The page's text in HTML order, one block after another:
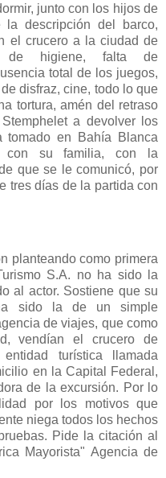
junto con los hijos de
descripción del barco,
el crucero a la ciudad de
de higiene, falta de
total de los juegos,
disfraz, cine, todo lo que
tortura, amén del retraso
a devolver los
tomado en Bahía Blanca
con su familia, con la
que se le comunicó, por
tres días de la partida con
planteando como primera
S.A. no ha sido la
al actor. Sostiene que su
sido la de un simple
de viajes, que como
vendían el crucero de
turística llamada
en la Capital Federal ,
de la excursión. Por lo
por los motivos que
niega todos los hechos
Pide la citación al
Mayorista" Agencia de